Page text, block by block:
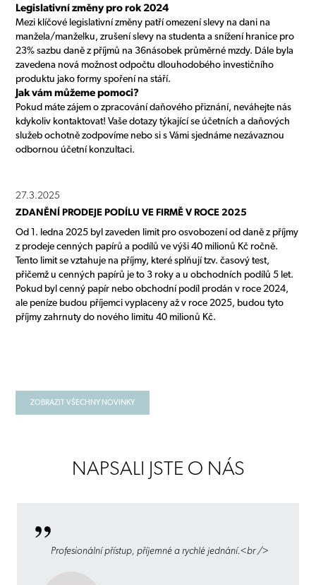
Legislativní změny pro rok 2024
Mezi klíčové legislativní změny patří omezení slevy na dani na
manžela/manželku, zrušení slevy na studenta a snížení hranice pro
23% sazbu daně z příjmů na 36násobek průměrné mzdy. Dále byla
zavedena nová možnost odpočtu dlouhodobého investičního
produktu jako formy spoření na stáří.
Jak vám můžeme pomoci?
Pokud máte zájem o zpracování daňového přiznání, neváhejte nás
kdykoliv kontaktovat! Vaše dotazy týkající se účetních a daňových
služeb ochotně zodpovíme nebo si s Vámi sjednáme nezávaznou
odbornou účetní konzultaci.
27.3.2025
ZDANĚNÍ PRODEJE PODÍLU VE FIRMĚ V ROCE 2025
Od 1. ledna 2025 byl zaveden limit pro osvobození od daně z příjmy
z prodeje cenných papírů a podílů ve výši 40 milionů Kč ročně.
Tento limit se vztahuje na příjmy, které splňují tzv. časový test,
přičemž u cenných papírů je to 3 roky a u obchodních podílů 5 let.
Pokud byl cenný papír nebo obchodní podíl prodán v roce 2024,
ale peníze budou příjemci vyplaceny až v roce 2025, budou tyto
příjmy zahrnuty do nového limitu 40 milionů Kč.
ZOBRAZIT VŠECHNY NOVINKY
NAPSALI JSTE O NÁS
Profesionální přístup, příjemné a rychlé jednání.<br />